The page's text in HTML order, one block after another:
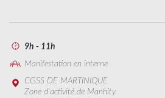
9h - 11h
Manifestation en interne
CGSS DE MARTINIQUE
Zone d'activité de Manhity